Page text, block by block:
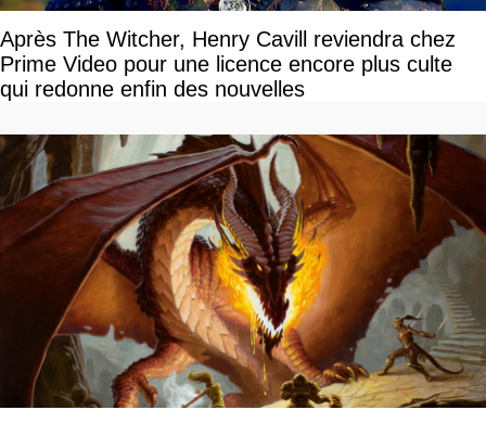
Après The Witcher, Henry Cavill reviendra chez
Prime Video pour une licence encore plus culte
qui redonne enfin des nouvelles